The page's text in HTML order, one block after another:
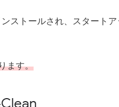
ストールされ、スタート
ます。